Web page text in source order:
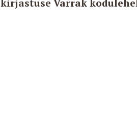
kirjastuse Varrak